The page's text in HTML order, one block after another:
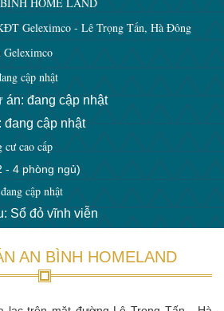
cập nhật
án: đang cập nhật
cập nhật
cao cấp
- 4 phòng ngủ)
cập nhật
Sổ đỏ vĩnh viễn
AN BÌNH HOMELAND
đô thị mới hai bên đường Lê Trọng Tấn -
tiếp cửa ngõ phía Tây với trung tâm
trung tâm Thành Phố một cách nhanh